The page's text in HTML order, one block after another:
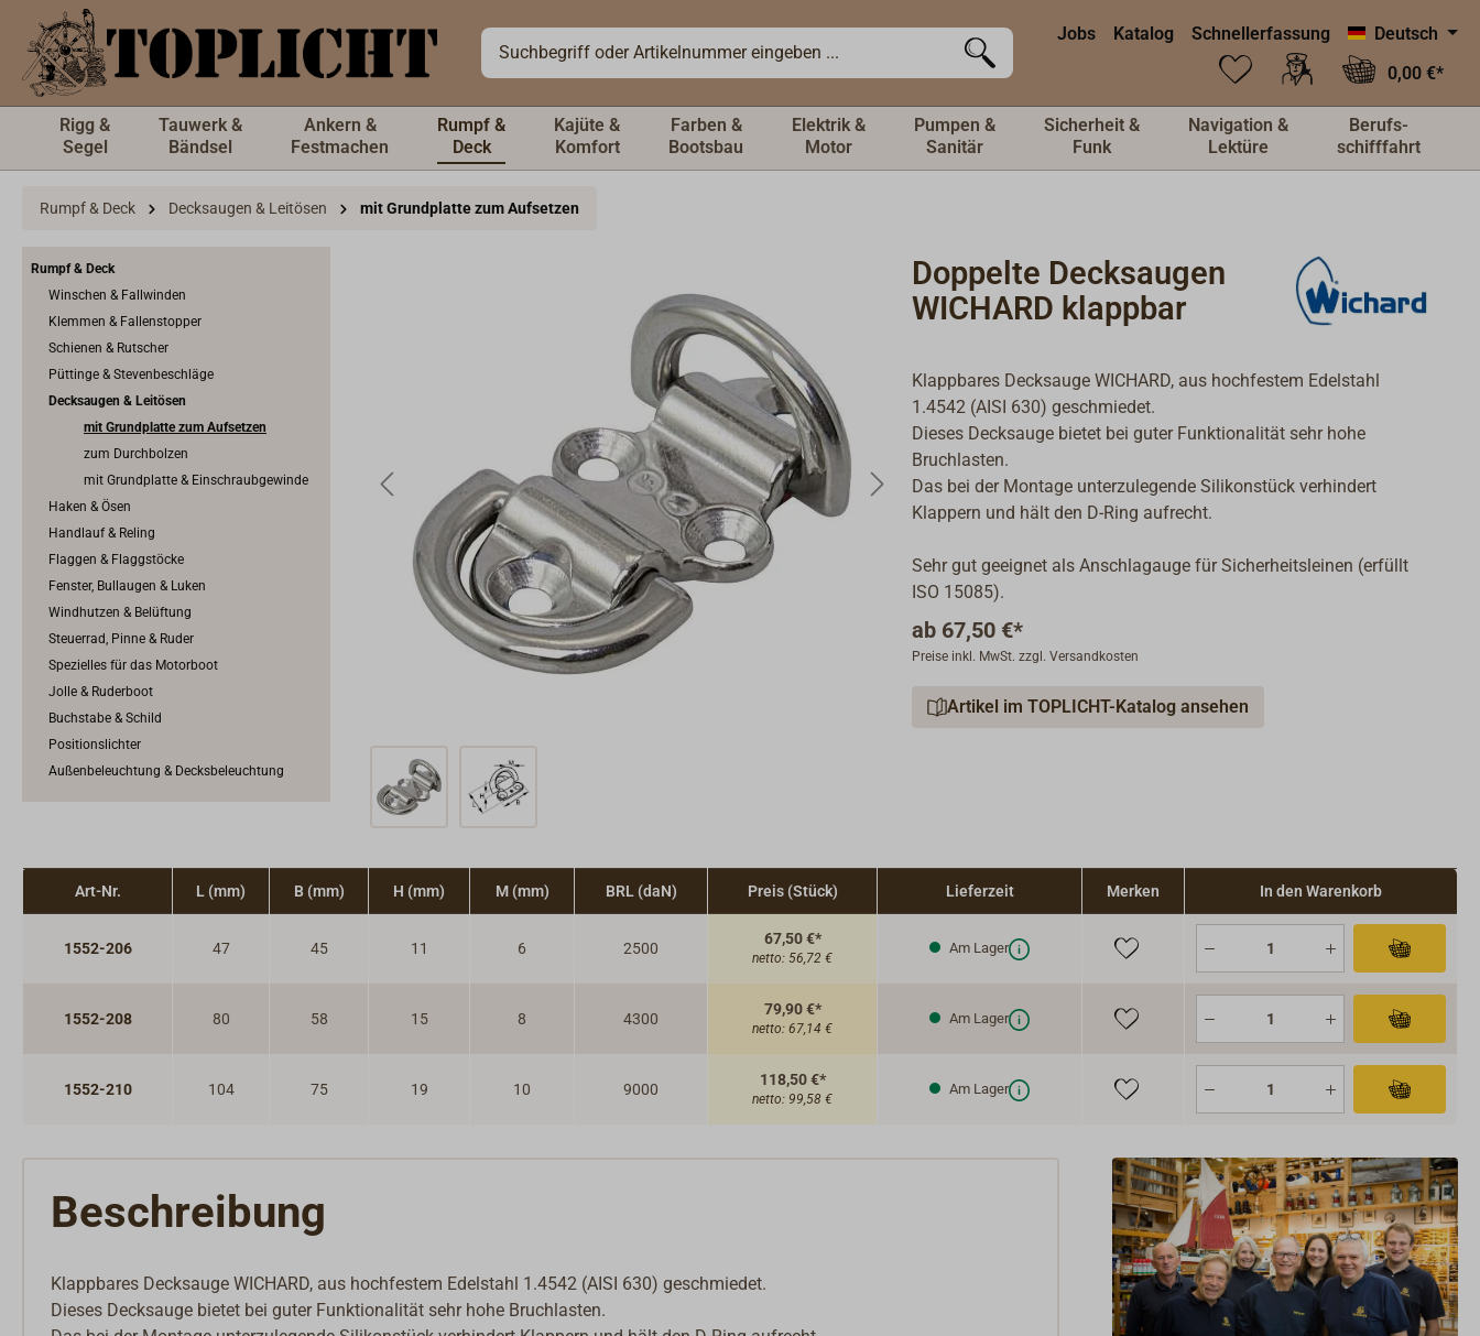
springen Jobs Katalog Schnellerfassung
Deutsch
0,00 €*
Rigg &
Segel
Tauwerk &
Bändsel
Ankern &
Festmachen
Rumpf &
Deck
Kajüte &
Komfort
Farben &
Bootsbau
Elektrik &
Motor
Pumpen &
Sanitär
Sicherheit &
Funk
Navigation &
Lektüre
Berufs-
schifffahrt
Rumpf & Deck Decksaugen & Leitösen mit Grundplatte zum Aufsetzen
Rumpf & Deck
Winschen & Fallwinden
Klemmen & Fallenstopper
Schienen & Rutscher
Püttinge & Stevenbeschläge
Decksaugen & Leitösen
mit Grundplatte zum Aufsetzen
zum Durchbolzen
mit Grundplatte & Einschraubgewinde
Haken & Ösen
Handlauf & Reling
Flaggen & Flaggstöcke
Fenster, Bullaugen & Luken
Windhutzen & Belüftung
Steuerrad, Pinne & Ruder
Spezielles für das Motorboot
Jolle & Ruderboot
Buchstabe & Schild
Positionslichter
Außenbeleuchtung & Decksbeleuchtung
Doppelte Decksaugen
WICHARD klappbar
Klappbares Decksauge WICHARD, aus hochfestem Edelstahl
1.4542 (AISI 630) geschmiedet.
Dieses Decksauge bietet bei guter Funktionalität sehr hohe
Bruchlasten.
Das bei der Montage unterzulegende Silikonstück verhindert
Klappern und hält den D-Ring aufrecht.
Sehr gut geeignet als Anschlagauge für Sicherheitsleinen (erfüllt
ISO 15085).
ab 67,50 €*
Preise inkl. MwSt. zzgl. Versandkosten
Artikel im TOPLICHT-Katalog ansehen
Art-Nr. L (mm) B (mm) H (mm) M (mm) BRL (daN) Preis (Stück) Lieferzeit Merken In den Warenkorb
1552-206 47 45 11 6 2500
67,50 €*
netto: 56,72 €
Am Lager
1552-208 80 58 15 8 4300
79,90 €*
netto: 67,14 €
Am Lager
1552-210 104 75 19 10 9000
118,50 €*
netto: 99,58 €
Am Lager
Beschreibung
Klappbares Decksauge WICHARD, aus hochfestem Edelstahl 1.4542 (AISI 630) geschmiedet.
Dieses Decksauge bietet bei guter Funktionalität sehr hohe Bruchlasten.